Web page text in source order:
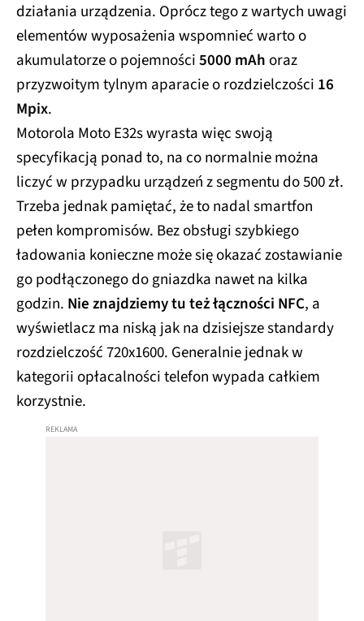
działania urządzenia. Oprócz tego z wartych uwagi
elementów wyposażenia wspomnieć warto o
akumulatorze o pojemności5000 mAhoraz
przyzwoitym tylnym aparacie o rozdzielczości 16
Mpix.
Motorola Moto E32s wyrasta więc swoją
specyfikacją ponad to, na co normalnie można
liczyć w przypadku urządzeń z segmentu do 500 zł.
Trzeba jednak pamiętać, że to nadal smartfon
pełen kompromisów. Bez obsługi szybkiego
ładowania konieczne może się okazać zostawianie
go podłączonego do gniazdka nawet na kilka
godzin. Nie znajdziemy tu też łączności NFC, a
wyświetlacz ma niską jak na dzisiejsze standardy
rozdzielczość 720x1600. Generalnie jednak w
kategorii opłacalności telefon wypada całkiem
korzystnie.